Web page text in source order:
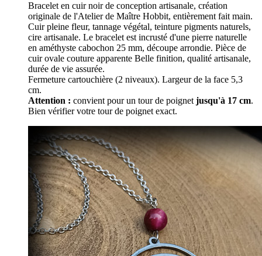
Bracelet en cuir noir de conception artisanale, création
originale de l'Atelier de Maître Hobbit, entièrement fait main.
Cuir pleine fleur, tannage végétal, teinture pigments naturels,
cire artisanale. Le bracelet est incrusté d'une pierre naturelle
en améthyste cabochon 25 mm, découpe arrondie. Pièce de
cuir ovale couture apparente Belle finition, qualité artisanale,
durée de vie assurée.
Fermeture cartouchière (2 niveaux). Largeur de la face 5,3
cm.
Attention : convient pour un tour de poignetjusqu'à 17 cm.
Bien vérifier votre tour de poignet exact.